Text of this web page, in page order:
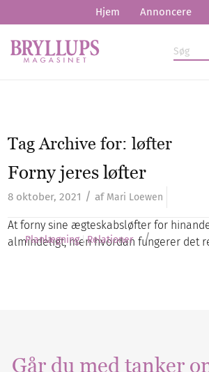
Hjem Annoncere
Tag Archive for:løfter
Forny jeres løfter
8 oktober, 2021 / af Mari Loewen
At forny sine ægteskabsløfter for
almindeligt, men hvordan fungerer det
Planlægning Relationer /
Går du med tanker